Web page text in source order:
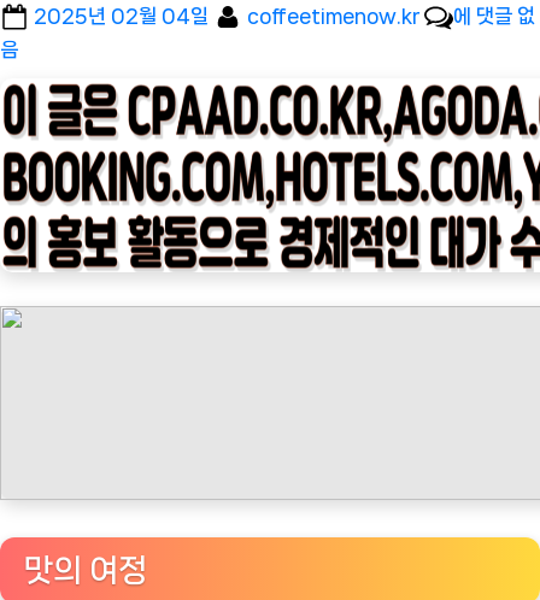
Posted
2025년 02월 04일 By
coffeetimenow.kr
[커
타
임
나
우
ㅣ
인
에 댓글 없
음
맛의 여정